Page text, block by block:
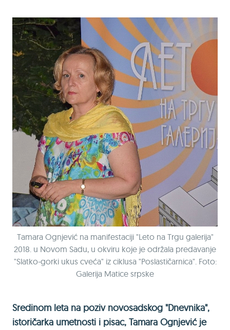
Tamara Ognjević na manifestaciji "Leto na Trgu galerija"
2018. u Novom Sadu, u okviru koje je održala predavanje
"Slatko-gorki ukus cveća" iz ciklusa "Poslastičarnica". Foto:
Galerija Matice srpske
Sredinom leta na poziv novosadskog "Dnevnika",
istoričarka umetnosti i pisac, Tamara Ognjević je